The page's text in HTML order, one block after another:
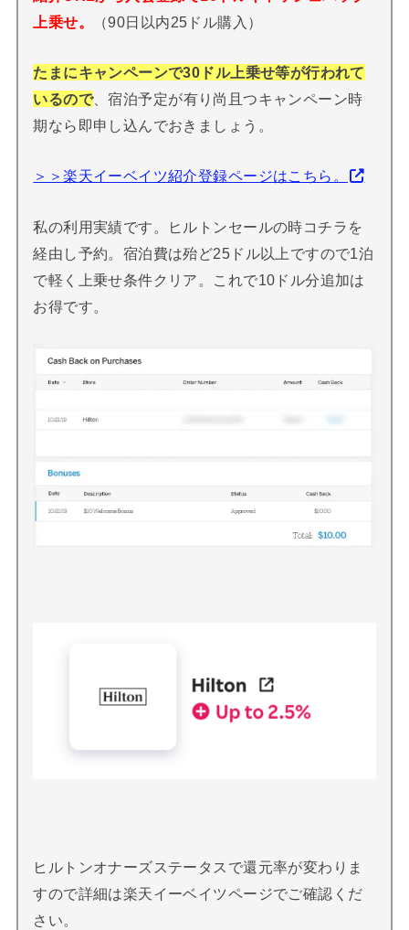
上乗せ。
（90日以内25ドル購入）
たまにキャンペーンで30ドル上乗せ等が行われて
いるので、宿泊予定が有り尚且つキャンペーン時
期なら即申し込んでおきましょう。
＞＞楽天イーベイツ紹介登録ページはこちら。
私の利用実績です。ヒルトンセールの時コチラを
経由し予約。宿泊費は殆ど25ドル以上ですので1泊
で軽く上乗せ条件クリア。これで10ドル分追加は
お得です。
ヒルトンオナーズステータスで還元率が変わりま
すので詳細は楽天イーベイツページでご確認くだ
さい。